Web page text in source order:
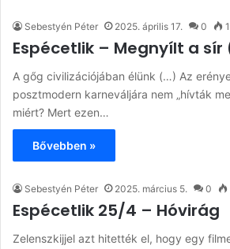
Sebestyén Péter 2025. április 17. 0
Espécetlik – Megnyílt a
A gőg civilizációjában élünk (…) Az
posztmodern karneváljára nem „hívták
miért? Mert ezen…
Bővebben »
Sebestyén Péter 2025. március 5. 0
Espécetlik 25/4 – Hóvirág
Zelenszkijjel azt hitették el, hogy egy